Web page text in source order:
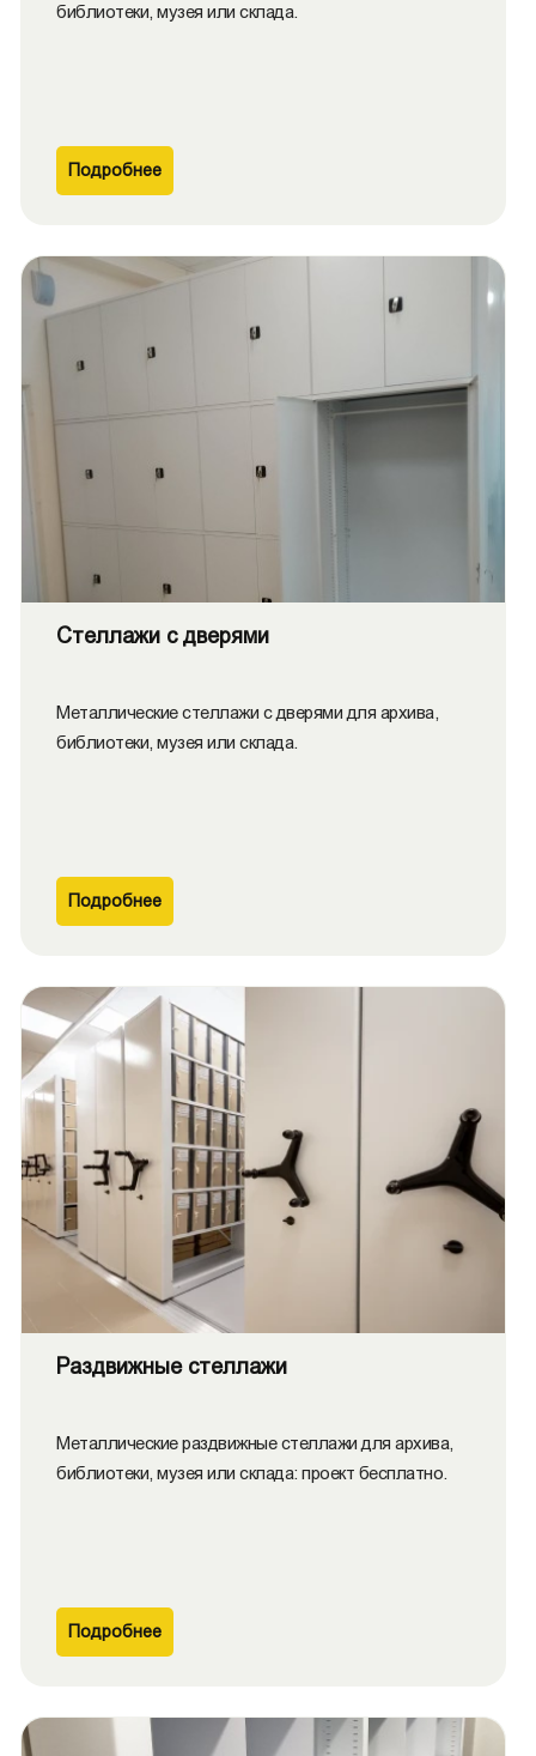
библиотеки, музея или склада.
Подробнее
Стеллажи с дверями
Металлические cтеллажи с дверями для архива,
библиотеки, музея или склада.
Подробнее
Раздвижные стеллажи
Металлические раздвижные стеллажи для архива,
библиотеки, музея или склада: проект бесплатно.
Подробнее